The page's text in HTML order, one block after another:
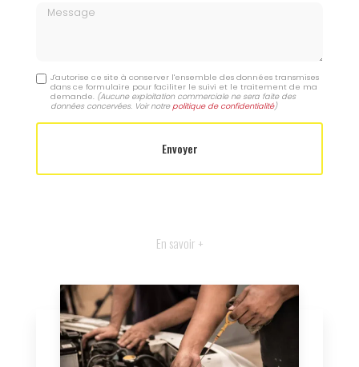
Message
J'autorise ce site à conserver l'ensemble des données transmises
dans ce formulaire pour faciliter le suivi et le traitement de ma
demande. (Aucune exploitation commerciale ne sera faite des
données concervées. Voir notrepolitique de confidentialité)
En savoir +